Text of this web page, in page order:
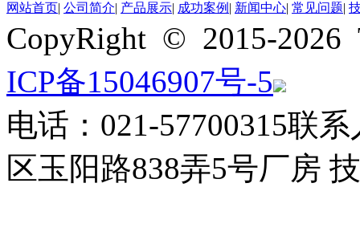
网站首页| 公司简介| 产品展示| 成功案例 | 新闻中心| 常见问题|
CopyRight © 2015-
ICP备15046907号-5
电话：021-57700315联系
区玉阳路838弄5号厂房